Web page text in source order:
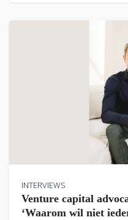
INTERVIEWS
Venture capital
‘Waarom wil niet